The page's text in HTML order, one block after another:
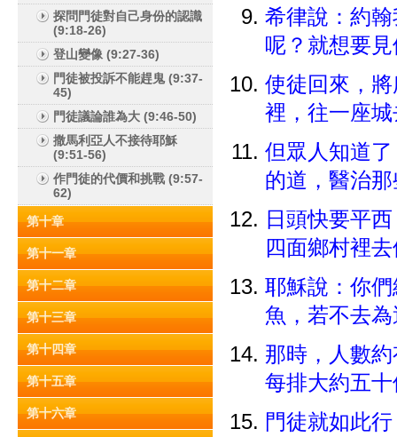
探問門徒對自己身份的認識
(9:18-26)
登山變像 (9:27-36)
門徒被投訴不能趕鬼 (9:37-
45)
門徒議論誰為大 (9:46-50)
撒馬利亞人不接待耶穌
(9:51-56)
作門徒的代價和挑戰 (9:57-
62)
第十章
第十一章
第十二章
第十三章
第十四章
第十五章
第十六章
希律說：約
呢？就想要
使徒回來，
裡，往一座
但眾人知道
的道，醫治
日頭快要平
四面鄉村裡
耶穌說：你
魚，若不去
那時，人數
每排大約五
門徒就如此